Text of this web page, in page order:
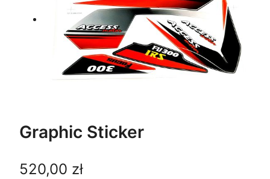
Graphic Sticker
520,00 zł